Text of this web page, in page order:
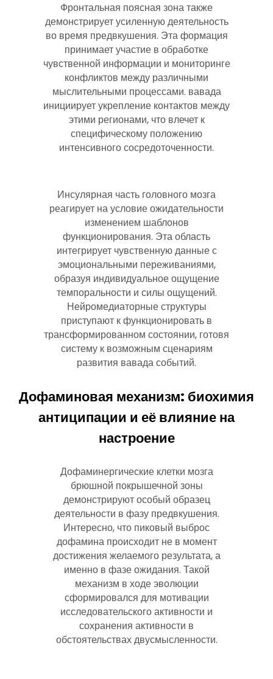
Фронтальная поясная зона также
демонстрирует усиленную деятельность
во время предвкушения. Эта формация
принимает участие в обработке
чувственной информации и мониторинге
конфликтов между различными
мыслительными процессами. вавада
инициирует укрепление контактов между
этими регионами, что влечет к
специфическому положению
интенсивного сосредоточенности.
Инсулярная часть головного мозга
реагирует на условие ожидательности
изменением шаблонов
функционирования. Эта область
интегрирует чувственную данные с
эмоциональными переживаниями,
образуя индивидуальное ощущение
темпоральности и силы ощущений.
Нейромедиаторные структуры
приступают к функционировать в
трансформированном состоянии, готовя
систему к возможным сценариям
развития вавада событий.
Дофаминовая механизм: биохимия
антиципации и её влияние на
настроение
Дофаминергические клетки мозга
брюшной покрышечной зоны
демонстрируют особый образец
деятельности в фазу предвкушения.
Интересно, что пиковый выброс
дофамина происходит не в момент
достижения желаемого результата, а
именно в фазе ожидания. Такой
механизм в ходе эволюции
сформировался для мотивации
исследовательского активности и
сохранения активности в
обстоятельствах двусмысленности.